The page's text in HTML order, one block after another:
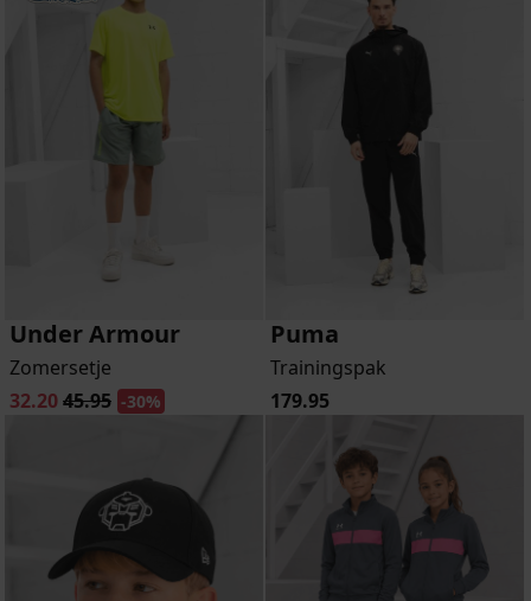
Under Armour
Zomersetje
32.2045.95 -30%
Puma
Trainingspak
179.95